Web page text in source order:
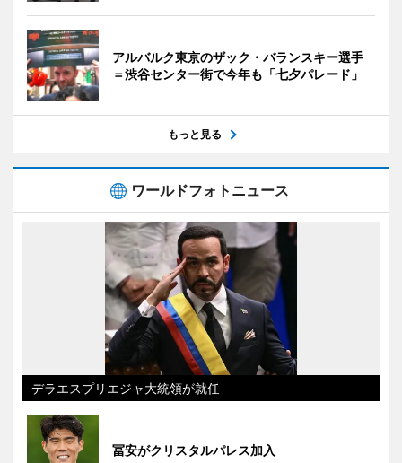
アルバルク東京のザック・バランスキー選手
＝渋谷センター街で今年も「七夕パレード」
もっと見る
ワールドフォトニュース
デラエスプリエジャ大統領が就任
冨安がクリスタルパレス加入